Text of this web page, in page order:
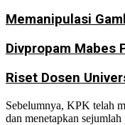
Memanipulasi
Divpropam Mabes
Riset Dosen
Sebelumnya, KPK telah
dan menetapkan